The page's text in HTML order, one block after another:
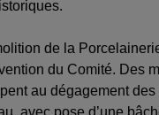
de la
du Comité. Des
au dégagement des
avec pose d’une